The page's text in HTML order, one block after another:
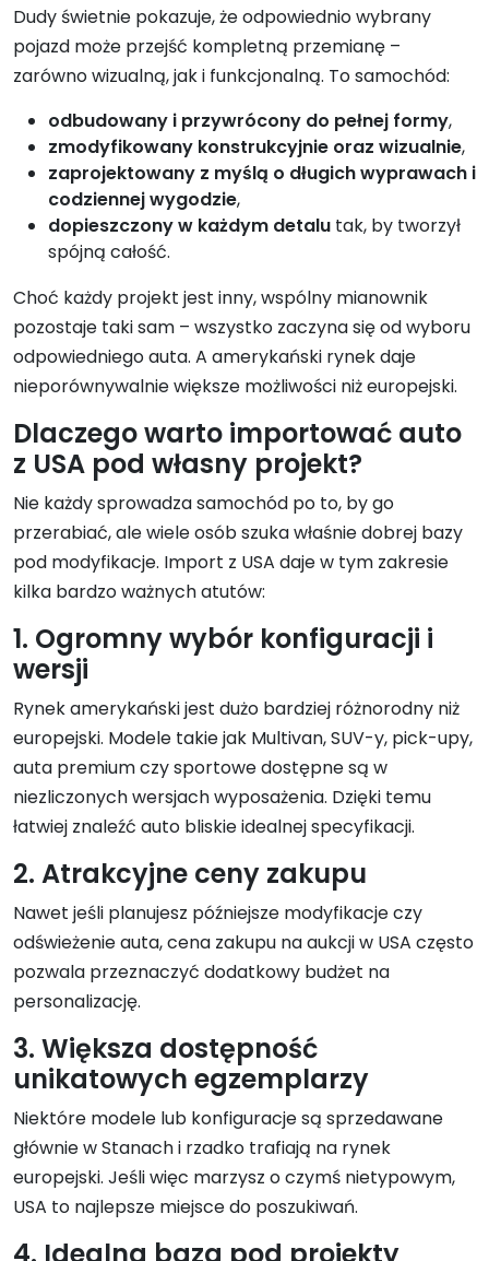
Dudy świetnie pokazuje, że odpowiednio wybrany
pojazd może przejść kompletną przemianę –
zarówno wizualną, jak i funkcjonalną. To samochód:
odbudowany i przywrócony do pełnej formy,
zmodyfikowany konstrukcyjnie oraz wizualnie,
zaprojektowany z myślą o długich wyprawach i
codziennej wygodzie,
dopieszczony w każdym detalu tak, by tworzył
spójną całość.
Choć każdy projekt jest inny, wspólny mianownik
pozostaje taki sam – wszystko zaczyna się od wyboru
odpowiedniego auta. A amerykański rynek daje
nieporównywalnie większe możliwości niż europejski.
Dlaczego warto importować auto
z USA pod własny projekt?
Nie każdy sprowadza samochód po to, by go
przerabiać, ale wiele osób szuka właśnie dobrej bazy
pod modyfikacje. Import z USA daje w tym zakresie
kilka bardzo ważnych atutów:
1. Ogromny wybór konfiguracji i
wersji
Rynek amerykański jest dużo bardziej różnorodny niż
europejski. Modele takie jak Multivan, SUV-y, pick-upy,
auta premium czy sportowe dostępne są w
niezliczonych wersjach wyposażenia. Dzięki temu
łatwiej znaleźć auto bliskie idealnej specyfikacji.
2. Atrakcyjne ceny zakupu
Nawet jeśli planujesz późniejsze modyfikacje czy
odświeżenie auta, cena zakupu na aukcji w USA często
pozwala przeznaczyć dodatkowy budżet na
personalizację.
3. Większa dostępność
unikatowych egzemplarzy
Niektóre modele lub konfiguracje są sprzedawane
głównie w Stanach i rzadko trafiają na rynek
europejski. Jeśli więc marzysz o czymś nietypowym,
USA to najlepsze miejsce do poszukiwań.